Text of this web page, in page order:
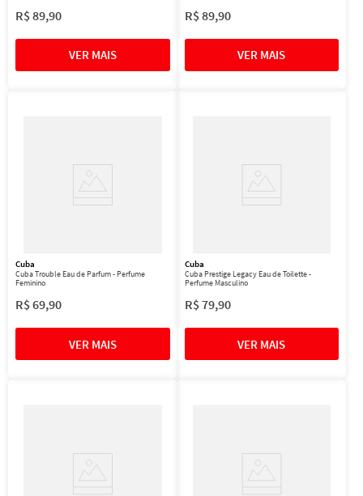
R$89,90 R$89,90
Cuba
Cuba Trouble Eau de Parfum - Perfume
Feminino
R$69,90
Cuba
Cuba Prestige Legacy Eau de Toilette -
Perfume Masculino
R$79,90